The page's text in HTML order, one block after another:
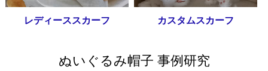
レディーススカーフ カスタムスカーフ
ぬいぐるみ帽子 事例研究